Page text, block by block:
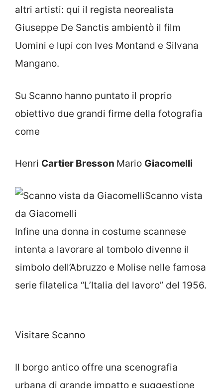
altri artisti: qui il regista neorealista
Giuseppe De Sanctis ambientò il film
Uomini e lupi con Ives Montand e Silvana
Mangano.
Su Scanno hanno puntato il proprio
obiettivo due grandi firme della fotografia
come
Henri Cartier Bresson Mario Giacomelli
Scanno vista
da Giacomelli
Infine una donna in costume scannese
intenta a lavorare al tombolo divenne il
simbolo dell’Abruzzo e Molise nelle famosa
serie filatelica “L’Italia del lavoro” del 1956.
Visitare Scanno
Il borgo antico offre una scenografia
urbana di grande impatto e suggestione